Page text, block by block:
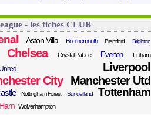
- les fiches CLUB
Aston Villa Bournemouth Brentford Brighton
Chelsea Crystal Palace Everton Fulham
Liverpool
City
Manchester Utd
Nottingham Forest Sunderland Tottenham
Wolverhampton